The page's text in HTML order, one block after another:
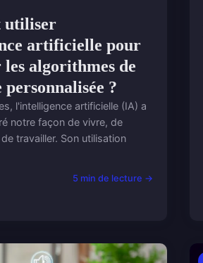
utiliser
artificielle pour
algorithmes de
?
l'intelligence artificielle (IA) a
notre façon de vivre, de
travailler. Son utilisation
5 min de lecture →